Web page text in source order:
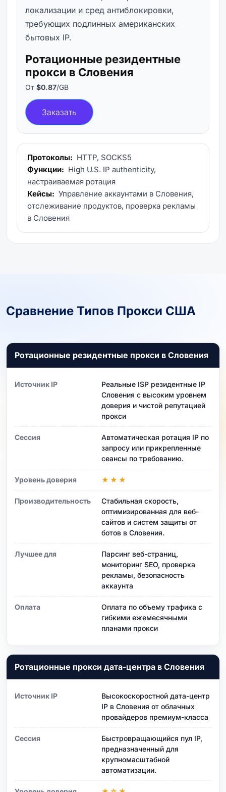
локализации и сред антиблокировки,
требующих подлинных американских
бытовых IP.
Ротационные резидентные
прокси в Словения
От $0.87/GB
Заказать
Протоколы: HTTP, SOCKS5
Функции: High U.S. IP authenticity,
настраиваемая ротация
Кейсы: Управление аккаунтами в Словения,
отслеживание продуктов, проверка рекламы
в Словения
Сравнение Типов Прокси США
Ротационные резидентные прокси в Словения
Источник IP
Реальные ISP резидентные IP
Словения с высоким уровнем
доверия и чистой репутацией
прокси
Сессия
Автоматическая ротация IP по
запросу или прикрепленные
сеансы по требованию.
Уровень доверия ★★★
Производительность
Стабильная скорость,
оптимизированная для веб-
сайтов и систем защиты от
ботов в Словения.
Лучшее для
Парсинг веб-страниц,
мониторинг SEO, проверка
рекламы, безопасность
аккаунта
Оплата
Оплата по объему трафика с
гибкими ежемесячными
планами прокси
Ротационные прокси дата-центра в Словения
Источник IP
Высокоскоростной дата-центр
IP в Словения от облачных
провайдеров премиум-класса
Сессия
Быстровращающийся пул IP,
предназначенный для
крупномасштабной
автоматизации.